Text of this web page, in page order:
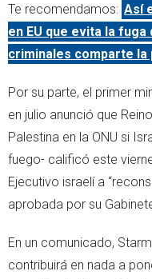
Te recomendamos: Así
en EU que evita la fuga
criminales comparte la
Por su parte, el primer
en julio anunció que
Palestina en la ONU si
fuego- calificó este
Ejecutivo israelí a
aprobada por su
En un comunicado,
contribuirá en nada a